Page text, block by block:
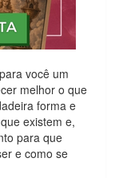
você um
melhor o que
forma e
existem e,
para que
e como se